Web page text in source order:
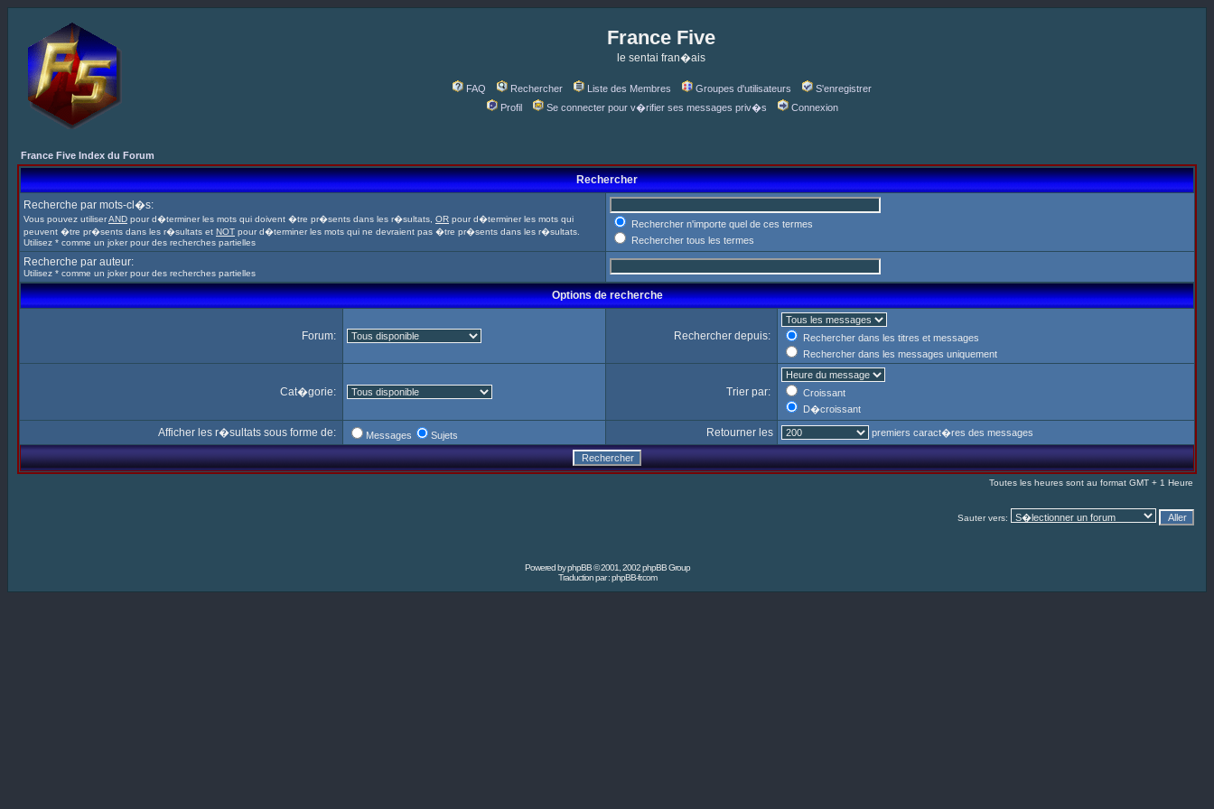
France Five
le sentai fran�ais
FAQ Rechercher Liste des Membres Groupes d'utilisateurs
S'enregistrer
Profil
Se connecter pour v�rifier ses messages priv�s Connexion
France Five Index du Forum
Rechercher
Recherche par mots-cl�s:
Vous pouvez utiliserAND pour d�terminer les mots qui doivent �tre pr�sents dans les r�sultats, OR pour d�terminer les mots qui
peuvent �tre pr�sents dans les r�sultats et NOT pour d�terminer les mots qui ne devraient pas �tre pr�sents dans les r�sultats.
Utilisez * comme un joker pour des recherches partielles
Rechercher n'importe quel de ces termes
Rechercher tous les termes
Recherche par auteur:
Utilisez * comme un joker pour des recherches partielles
Options de recherche
Forum: Rechercher depuis:
Rechercher dans les titres et messages
Rechercher dans les messages uniquement
Cat�gorie: Trier par:
Croissant
D�croissant
Afficher les r�sultats sous forme de: Messages Sujets Retourner les premiers caract�res des messages
Toutes les heures sont au format GMT + 1 Heure
Sauter vers:
Powered byphpBB© 2001, 2002 phpBB Group
Traduction par :phpBB-fr.com